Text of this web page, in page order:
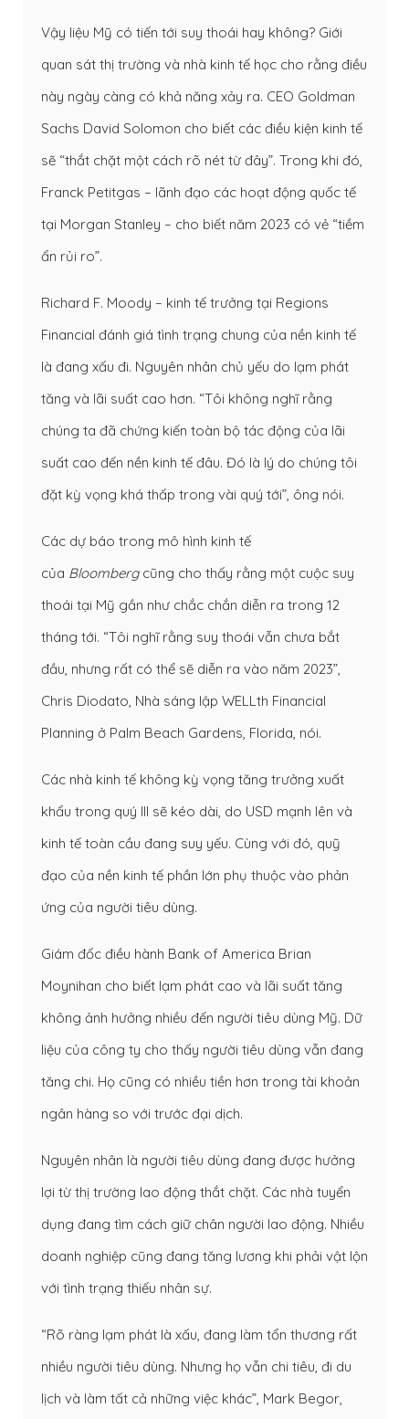
Vậy liệu Mỹ có tiến tới suy thoái hay không? Giới
quan sát thị trường và nhà kinh tế học cho rằng điều
này ngày càng có khả năng xảy ra. CEO Goldman
Sachs David Solomon cho biết các điều kiện kinh tế
sẽ “thắt chặt một cách rõ nét từ đây”. Trong khi đó,
Franck Petitgas – lãnh đạo các hoạt động quốc tế
tại Morgan Stanley – cho biết năm 2023 có vẻ “tiềm
ẩn rủi ro”.
Richard F. Moody – kinh tế trưởng tại Regions
Financial đánh giá tình trạng chung của nền kinh tế
là đang xấu đi. Nguyên nhân chủ yếu do lạm phát
tăng và lãi suất cao hơn. “Tôi không nghĩ rằng
chúng ta đã chứng kiến toàn bộ tác động của lãi
suất cao đến nền kinh tế đâu. Đó là lý do chúng tôi
đặt kỳ vọng khá thấp trong vài quý tới”, ông nói.
Các dự báo trong mô hình kinh tế
của Bloombergcũng cho thấy rằng một cuộc suy
thoái tại Mỹ gần như chắc chắn diễn ra trong 12
tháng tới. “Tôi nghĩ rằng suy thoái vẫn chưa bắt
đầu, nhưng rất có thể sẽ diễn ra vào năm 2023”,
Chris Diodato, Nhà sáng lập WELLth Financial
Planning ở Palm Beach Gardens, Florida, nói.
Các nhà kinh tế không kỳ vọng tăng trưởng xuất
khẩu trong quý III sẽ kéo dài, do USD mạnh lên và
kinh tế toàn cầu đang suy yếu. Cùng với đó, quỹ
đạo của nền kinh tế phần lớn phụ thuộc vào phản
ứng của người tiêu dùng.
Giám đốc điều hành Bank of America Brian
Moynihan cho biết lạm phát cao và lãi suất tăng
không ảnh hưởng nhiều đến người tiêu dùng Mỹ. Dữ
liệu của công ty cho thấy người tiêu dùng vẫn đang
tăng chi. Họ cũng có nhiều tiền hơn trong tài khoản
ngân hàng so với trước đại dịch.
Nguyên nhân là người tiêu dùng đang được hưởng
lợi từ thị trường lao động thắt chặt. Các nhà tuyển
dụng đang tìm cách giữ chân người lao động. Nhiều
doanh nghiệp cũng đang tăng lương khi phải vật lộn
với tình trạng thiếu nhân sự.
“Rõ ràng lạm phát là xấu, đang làm tổn thương rất
nhiều người tiêu dùng. Nhưng họ vẫn chi tiêu, đi du
lịch và làm tất cả những việc khác”, Mark Begor,